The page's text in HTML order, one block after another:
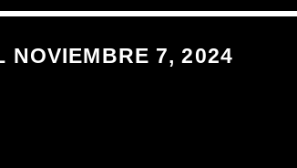
NOVIEMBRE 7, 2024